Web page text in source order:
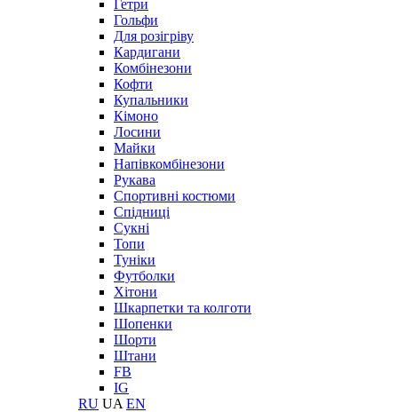
Гетри
Гольфи
Для розігріву
Кардигани
Комбінезони
Кофти
Купальники
Кімоно
Лосини
Майки
Напівкомбінезони
Рукава
Спортивні костюми
Спідниці
Сукні
Топи
Туніки
Футболки
Хітони
Шкарпетки та колготи
Шопенки
Шорти
Штани
FB
IG
RU UA EN